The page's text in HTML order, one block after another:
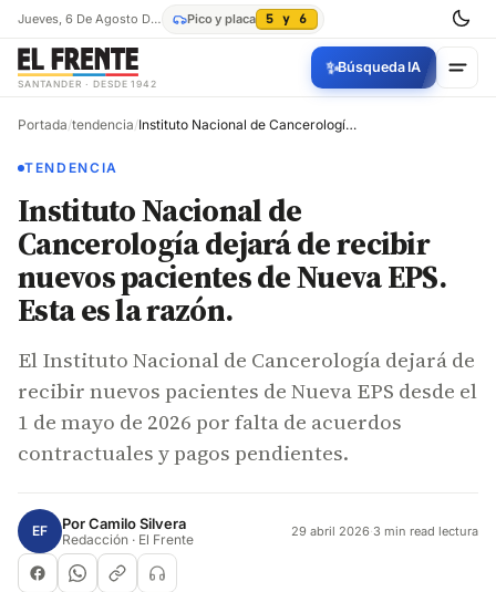
Jueves, 6 De Agosto De 2026 Pico y placa 5 y 6
SANTANDER · DESDE 1942
✨Búsqueda IA
Portada/tendencia/ Instituto Nacional de Cancerología dejará de recibir nuevos pacientes de Nueva EPS. Esta es la razón.
TENDENCIA
Instituto Nacional de
Cancerología dejará de recibir
nuevos pacientes de Nueva EPS.
Esta es la razón.
El Instituto Nacional de Cancerología dejará de
recibir nuevos pacientes de Nueva EPS desde el
1 de mayo de 2026 por falta de acuerdos
contractuales y pagos pendientes.
EF PorCamilo Silvera
Redacción · El Frente 29 abril 2026·3 min read lectura